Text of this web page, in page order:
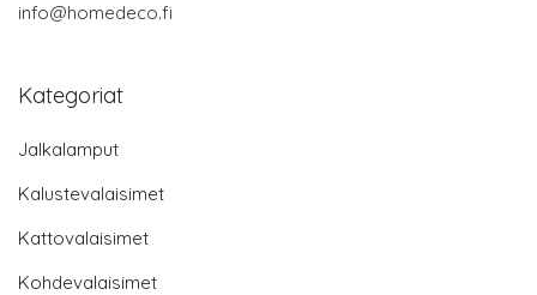
info@homedeco.fi
Kategoriat
Jalkalamput
Kalustevalaisimet
Kattovalaisimet
Kohdevalaisimet